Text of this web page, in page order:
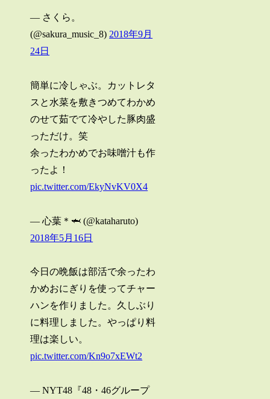
— さくら。
(@sakura_music_8) 2018年9月
24日
簡単に冷しゃぶ。カットレタ
スと水菜を敷きつめてわかめ
のせて茹でて冷やした豚肉盛
っただけ。笑
余ったわかめでお味噌汁も作
ったよ！
pic.twitter.com/EkyNvKV0X4
— 心葉＊🦈 (@kataharuto)
2018年5月16日
今日の晩飯は部活で余ったわ
かめおにぎりを使ってチャー
ハンを作りました。久しぶり
に料理しました。やっぱり料
理は楽しい。
pic.twitter.com/Kn9o7xEWt2
— NYT48『48・46グループ